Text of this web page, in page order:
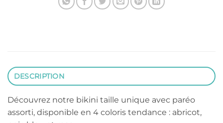
DESCRIPTION
Découvrez notre bikini taille unique avec paréo
assorti, disponible en 4 coloris tendance : abricot,